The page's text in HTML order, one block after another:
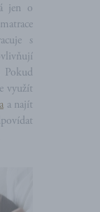
jen o
s
využít
a najít